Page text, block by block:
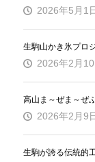
2026年5月1
生駒山かき氷プロ
2026年2月10
高山ま～ぜま～ぜ
2026年2月9
生駒が誇る伝統的